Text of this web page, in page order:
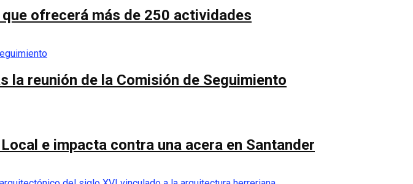
ofrecerá más de 250 actividades
la reunión de la Comisión de Seguimiento
e impacta contra una acera en Santander